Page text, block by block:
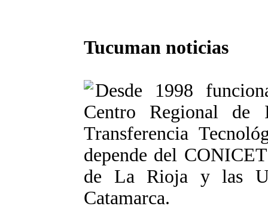
Tucuman noticias
Desde 1998
Centro Regional de
Transferencia
depende del
de La Rioja y las
Catamarca.